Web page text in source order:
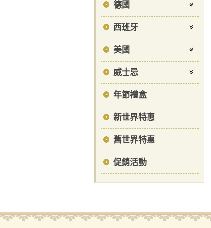
德國
西班牙
美國
威士忌
年節禮盒
新世界特惠
舊世界特惠
促銷活動